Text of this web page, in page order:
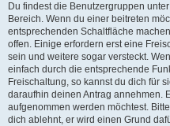
Du findest die Benutzergruppen
Bereich. Wenn du einer beitreten
entsprechenden Schaltfläche
offen. Einige erfordern erst eine
sein und weitere sogar versteckt.
einfach durch die entsprechende
Freischaltung, so kannst du dich für
daraufhin deinen Antrag annehmen.
aufgenommen werden möchtest.
dich ablehnt, er wird einen Grund